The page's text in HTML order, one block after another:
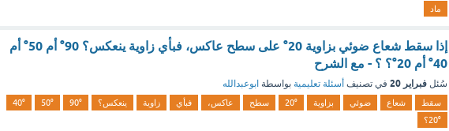
ماد
إذا سقط شعاع ضوئي بزاوية 20° على سطح عاكس، فبأي زاوية ينعكس؟ 90° أم 50° أم
40° أم 20°؟ ؟ - مع الشرح
سُئل فبراير 20 في تصنيف أسئلة تعليمية بواسطة ابوعبدالله
سقط شعاع ضوئي بزاوية 20° سطح عاكس، فبأي زاوية ينعكس؟ 90°
50°
40°
20°؟